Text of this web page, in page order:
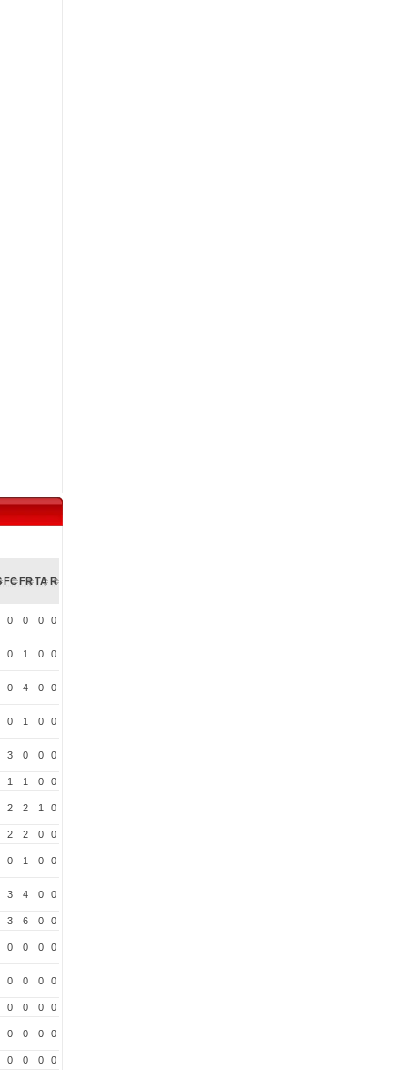
FC FR TA R
0 0 0 0
0 1 0 0
0 4 0 0
0 1 0 0
3 0 0 0
1 1 0 0
2 2 1 0
2 2 0 0
0 1 0 0
3 4 0 0
3 6 0 0
0 0 0 0
0 0 0 0
0 0 0 0
0 0 0 0
0 0 0 0